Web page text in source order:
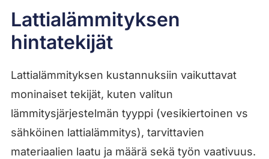
Lattialämmityksen
hintatekijät
Lattialämmityksen kustannuksiin vaikuttavat
moninaiset tekijät, kuten valitun
lämmitysjärjestelmän tyyppi (vesikiertoinen vs
sähköinen lattialämmitys), tarvittavien
materiaalien laatu ja määrä sekä työn vaativuus.